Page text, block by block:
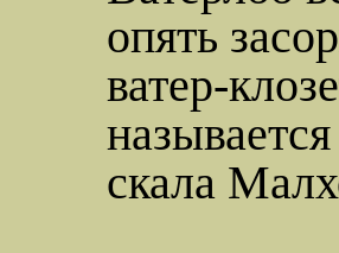
опять
ватер-
скала